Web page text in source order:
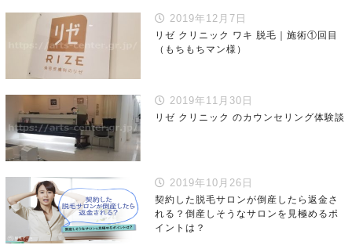
2019年12月7日
リゼ クリニック ワキ 脱毛｜施術①回目
（もちもちマン様）
2019年11月30日
リゼ クリニック のカウンセリング体験談
2019年10月26日
契約した脱毛サロンが倒産したら返金さ
れる？倒産しそうなサロンを見極めるポ
イントは？